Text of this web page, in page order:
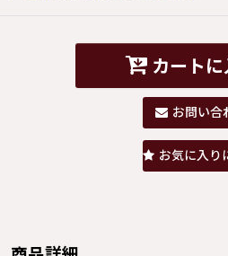
カートに
お問い合
お気に入り